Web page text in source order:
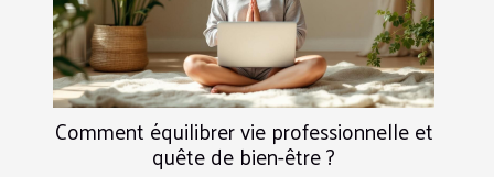
Comment équilibrer vie professionnelle et
quête de bien-être ?